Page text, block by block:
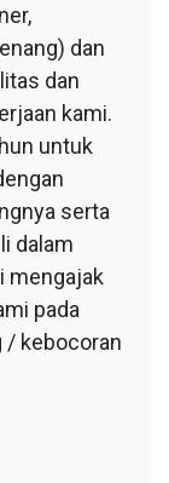
dan
dan
kami.
untuk
serta
dalam
mengajak
pada
/ kebocoran